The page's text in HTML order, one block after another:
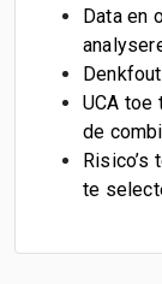
Data en
UCA toe
de
Risico’s
te